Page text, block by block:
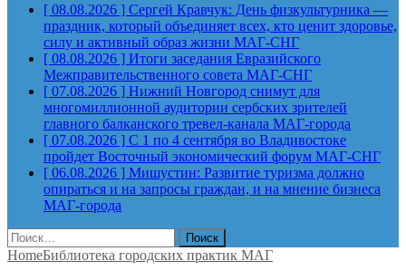
[ 08.08.2026 ] Сергей Кравчук: День физкультурника —
праздник, который объединяет всех, кто ценит здоровье,
силу и активный образ жизни МАГ-СНГ
[ 08.08.2026 ] Итоги заседания Евразийского
Межправительственного совета МАГ-СНГ
[ 07.08.2026 ] Нижний Новгород снимут для
многомиллионной аудитории сербских зрителей
главного балканского тревел-канала МАГ-города
[ 07.08.2026 ] С 1 по 4 сентября во Владивостоке
пройдет Восточный экономический форум МАГ-СНГ
[ 06.08.2026 ] Мишустин: Развитие туризма должно
опираться и на запросы граждан, и на мнение бизнеса
МАГ-города
Найти:
HomeБиблиотека городских практик МАГ